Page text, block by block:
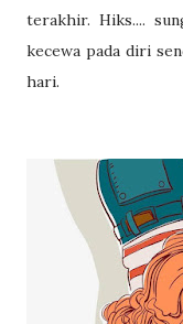
terakhir. Hiks....
kecewa pada diri
hari.